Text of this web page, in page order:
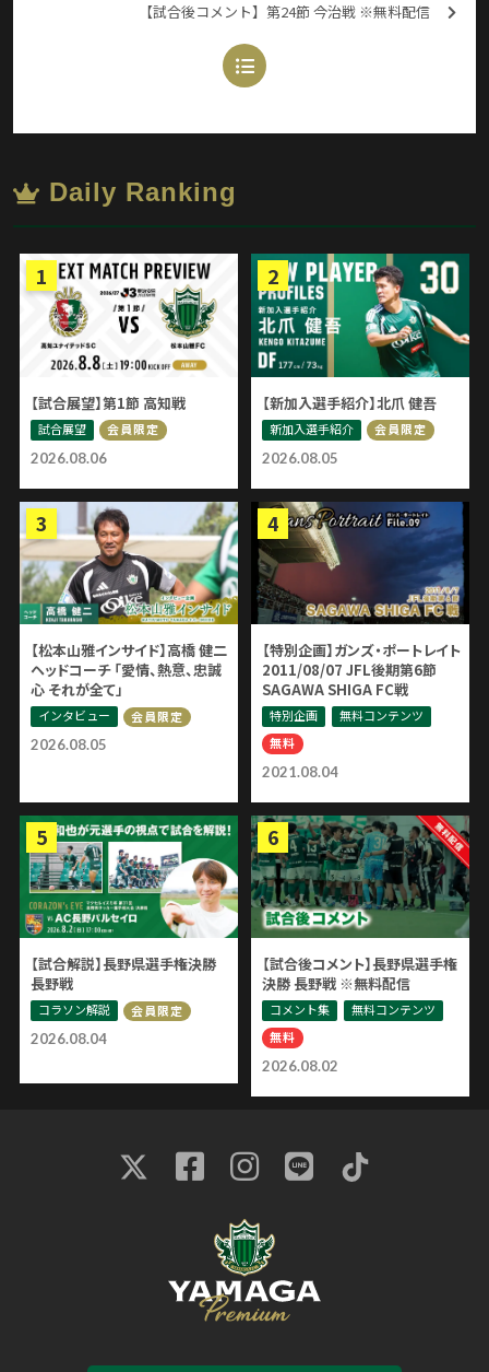
【試合後コメント】第24節 今治戦 ※無料配信
Daily Ranking
2026.08.06
【試合展望】第1節 高知戦
試合展望
会員限定
2026.08.05
【新加入選手紹介】北爪 健吾
新加入選手紹介 会員限定
2026.08.05
【松本山雅インサイド】高橋 健二
ヘッドコーチ 「愛情、熱意、忠誠
心 それが全て」
インタビュー 会員限定
2021.08.04
【特別企画】ガンズ・ポートレイト
2011/08/07 JFL後期第6節
SAGAWA SHIGA FC戦
特別企画
無料コンテンツ
無料
2026.08.04
【試合解説】長野県選手権決勝
長野戦
コラソン解説 会員限定
2026.08.02
【試合後コメント】長野県選手権
決勝 長野戦 ※無料配信
コメント集
無料コンテンツ
無料